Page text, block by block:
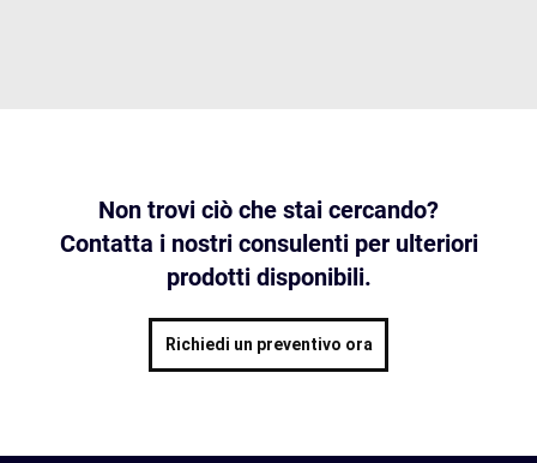
Non trovi ciò che stai cercando?
Contatta i nostri consulenti per ulteriori
prodotti disponibili.
Richiedi un preventivo ora